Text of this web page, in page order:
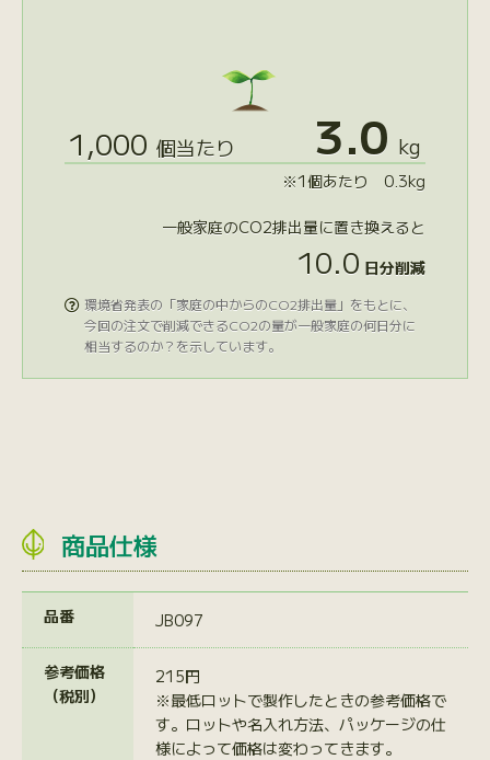
1,000 個当たり 3.0 kg
※1個あたり 0.3kg
一般家庭のCO2排出量に置き換えると
10.0 日分削減
 環境省発表の「家庭の中からのCO2排出量」をもとに、
今回の注文で削減できるCO2の量が一般家庭の何日分に
相当するのか？を示しています。
商品仕様
品番 JB097
参考価格
（税別）
215円
※最低ロットで製作したときの参考価格で
す。ロットや名入れ方法、パッケージの仕
様によって価格は変わってきます。